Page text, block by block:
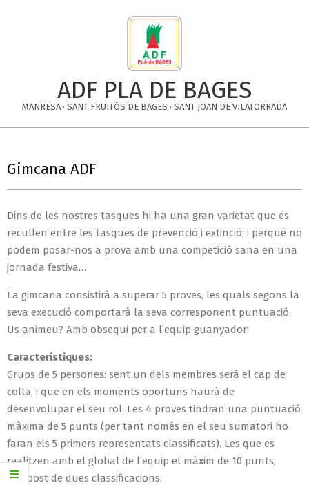
ADF PLA DE BAGES
MANRESA · SANT FRUITÓS DE BAGES · SANT JOAN DE VILATORRADA
Menu
Gimcana ADF
Dins de les nostres tasques hi ha una gran varietat que es
recullen entre les tasques de prevenció i extinció; i perquè no
podem posar-nos a prova amb una competició sana en una
jornada festiva…
La gimcana consistirà a superar 5 proves, les quals segons la
seva execució comportarà la seva corresponent puntuació.
Us animeu? Amb obsequi per a l’equip guanyador!
Característiques:
Grups de 5 persones: sent un dels membres serà el cap de
colla, i que en els moments oportuns haurà de
desenvolupar el seu rol. Les 4 proves tindran una puntuació
màxima de 5 punts (per tant només en el seu sumatori ho
faran els 5 primers representats classificats). Les que es
realitzen amb el global de l’equip el màxim de 10 punts,
compost de dues classificacions: